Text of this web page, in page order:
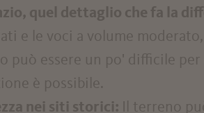
quel dettaglio che fa la
e le voci a volume
può essere un po' difficile
è possibile.
nei siti storici:
Il terreno